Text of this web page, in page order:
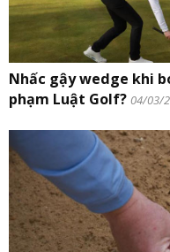
Nhấc gậy wedge khi
phạm Luật Golf? 04/03/